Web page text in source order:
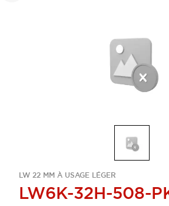
LW 22 MM À USAGE LÉGER
LW6K-32H-508-